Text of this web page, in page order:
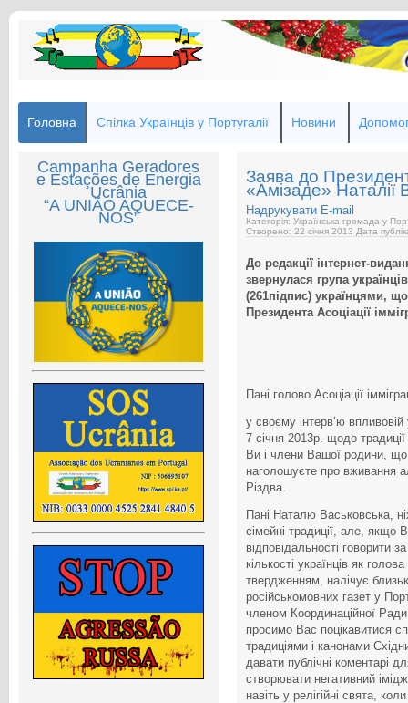
Головна Спілка Українців у Португалії Новини
Campanha Geradores
e Estações de Energia
Ucrânia
“A UNIÃO AQUECE-
NOS”
Заява до
«Амізаде» Наталії
Надрукувати E-mail
Категорія: Українська громада у
Створено: 22 січня 2013 Дата
До редакції інтернет-
звернулася група
(261підпис) українцями,
Президента Асоціації
Пані голово Асоціації
у своєму інтерв’ю
7 січня 2013р. щодо
Ви і члени Вашої родини, що
наголошуєте про вживання
Різдва.
Пані Наталю Васьковська,
сімейні традиції, але, якщо
відповідальності говорити
кількості українців як
твердженням, налічує
російськомовних газет у
членом Координаційної Ради
просимо Вас поцікавитися
традиціями і канонами
давати публічні коментарі
створювати негативний
навіть у релігійні свята,